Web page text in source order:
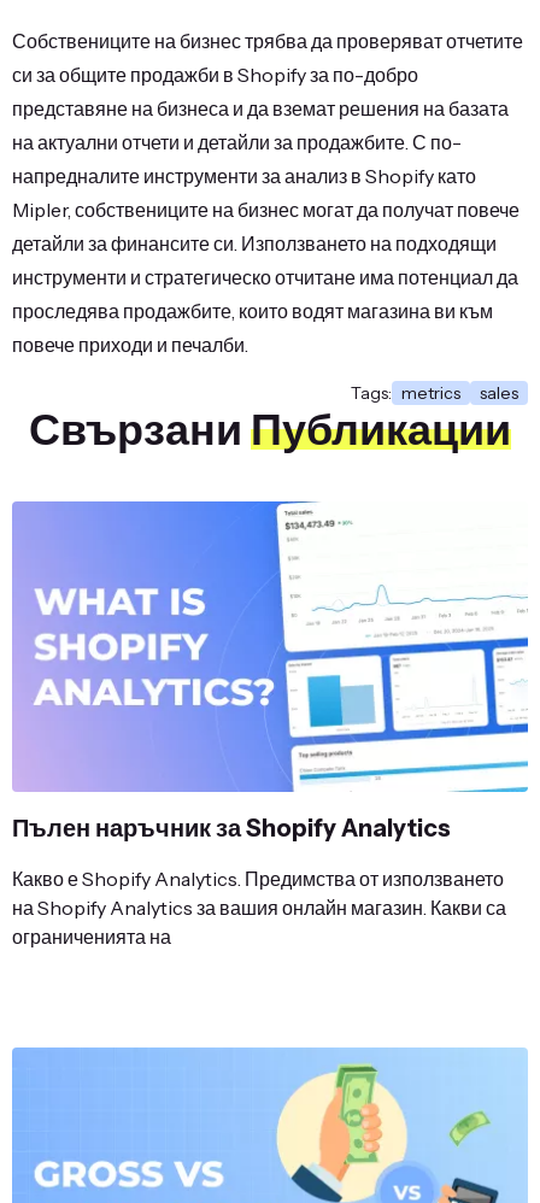
Собствениците на бизнес трябва да проверяват отчетите
си за общите продажби в Shopify за по-добро
представяне на бизнеса и да вземат решения на базата
на актуални отчети и детайли за продажбите. С по-
напредналите инструменти за анализ в Shopify като
Mipler, собствениците на бизнес могат да получат повече
детайли за финансите си. Използването на подходящи
инструменти и стратегическо отчитане има потенциал да
проследява продажбите, които водят магазина ви към
повече приходи и печалби.
Tags: metrics sales
Свързани Публикации
Пълен наръчник за Shopify Analytics
Какво е Shopify Analytics. Предимства от използването
на Shopify Analytics за вашия онлайн магазин. Какви са
ограниченията на